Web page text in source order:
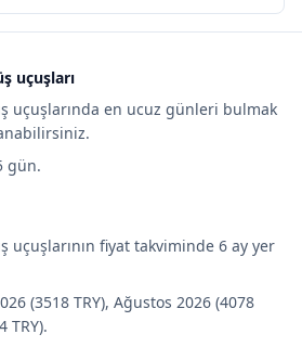
uçuşları
uçuşlarında en ucuz günleri bulmak
gün.
uçuşlarının fiyat takviminde 6 ay yer
(3518 TRY), Ağustos 2026 (4078
TRY).